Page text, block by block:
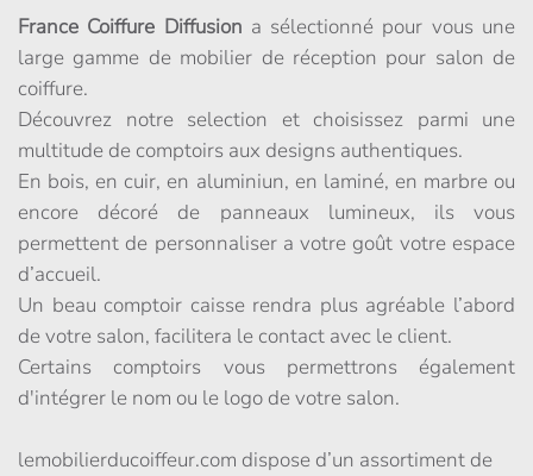
France Coiffure Diffusion a sélectionné pour vous une
large gamme de mobilier de réception pour salon de
coiffure.
Découvrez notre selection et choisissez parmi une
multitude de comptoirs aux designs authentiques.
En bois, en cuir, en aluminiun, en laminé, en marbre ou
encore décoré de panneaux lumineux, ils vous
permettent de personnaliser a votre goût votre espace
d’accueil.
Un beau comptoir caisse rendra plus agréable l’abord
de votre salon, facilitera le contact avec le client.
Certains comptoirs vous permettrons également
d'intégrer le nom ou le logo de votre salon.
lemobilierducoiffeur.com dispose d’un assortiment de